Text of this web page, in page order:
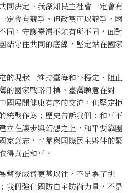
同決定。我深知民主社會一定會有
定會有競爭。但政黨可以競爭，國
同，守護臺灣不能有所不同，面對
結守住共同的底線，堅定站在國家
的現狀─維持臺海和平穩定、阻止
的國家戰略目標。臺灣願意在對
國展開健康有序的交流，但堅定拒
統戰作為；歷史告訴我們：和平不
立在讓步與幻想之上，和平要靠團
家意志，也靠與國際民主夥伴的緊
得真正和平。
警覺威脅更甚以往，不是為了挑
我們強化國防自主防衛力量，不是